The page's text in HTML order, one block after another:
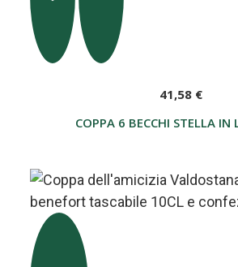
COPPA 6 BECCHI STELLA IN
41,58 €